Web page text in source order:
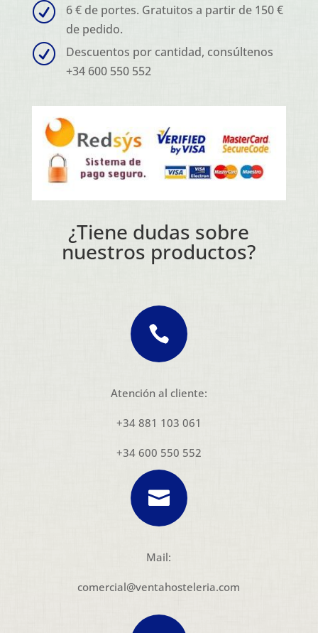
R
6 € de portes. Gratuitos a partir de 150 €
de pedido.
R
Descuentos por cantidad, consúltenos
+34 600 550 552
¿Tiene dudas sobre
nuestros productos?

Atención al cliente:
+34 881 103 061
+34 600 550 552

Mail:
comercial@ventahosteleria.com